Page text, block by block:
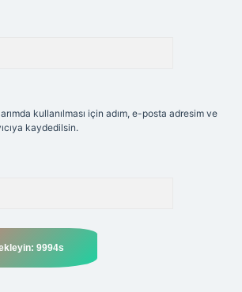
kullanılması için adım, e-posta adresim ve
kaydedilsin.